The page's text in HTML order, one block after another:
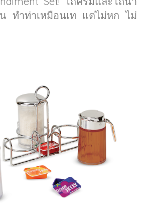
ทำท่าเหมือนเท แต่ไม่หก ไม่